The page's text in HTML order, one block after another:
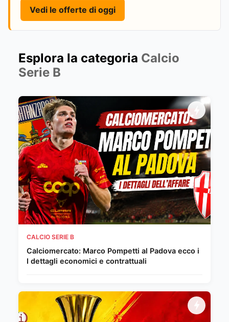
Vedi le offerte di oggi
Esplora la categoria Calcio
Serie B
CALCIO SERIE B
Calciomercato: Marco Pompetti al Padova ecco i
I dettagli economici e contrattuali